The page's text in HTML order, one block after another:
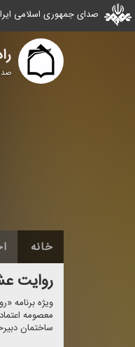
صدای جمهوری اسلامی
خانه
روایت
ویژه ‌برنامه
معصومه
ساختمان